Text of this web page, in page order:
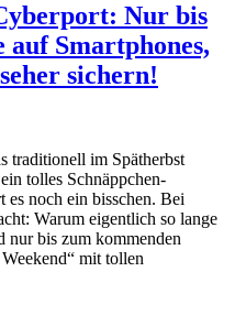
Nur bis
auf Smartphones,
sichern!
traditionell im Spätherbst
tolles Schnäppchen-
es noch ein bisschen. Bei
Warum eigentlich so lange
nur bis zum kommenden
mit tollen